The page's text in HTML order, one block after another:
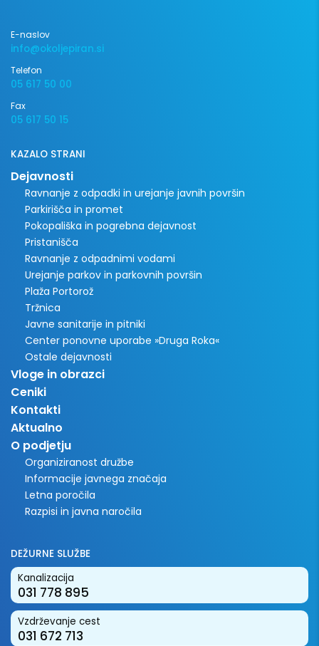
E-naslov
info@okoljepiran.si
Telefon
05 617 50 00
Fax
05 617 50 15
KAZALO STRANI
Dejavnosti
Ravnanje z odpadki in urejanje javnih površin
Parkirišča in promet
Pokopališka in pogrebna dejavnost
Pristanišča
Ravnanje z odpadnimi vodami
Urejanje parkov in parkovnih površin
Plaža Portorož
Tržnica
Javne sanitarije in pitniki
Center ponovne uporabe »Druga Roka«
Ostale dejavnosti
Vloge in obrazci
Ceniki
Kontakti
Aktualno
O podjetju
Organiziranost družbe
Informacije javnega značaja
Letna poročila
Razpisi in javna naročila
DEŽURNE SLUŽBE
Kanalizacija
031 778 895
Vzdrževanje cest
031 672 713